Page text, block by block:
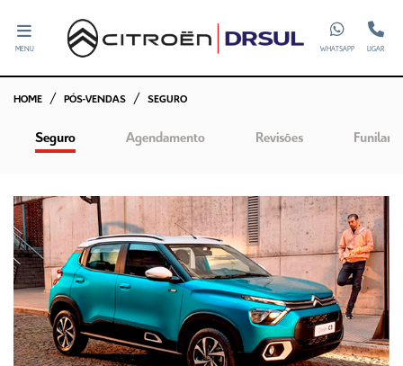
MENU WHATSAPP LIGAR
HOME PÓS-VENDAS SEGURO
Agendamento Revisões
Seguro